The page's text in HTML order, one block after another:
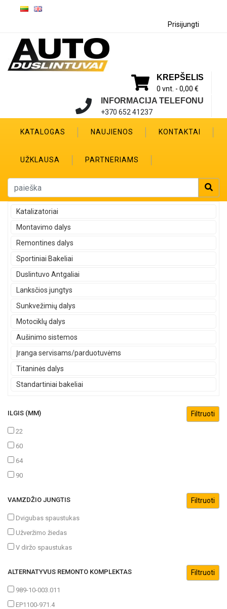
Prisijungti
KREPŠELIS
0 vnt. - 0,00 €
INFORMACIJA TELEFONU
+370 652 41237
KATALOGAS NAUJIENOS KONTAKTAI
UŽKLAUSA PARTNERIAMS
Katalizatoriai
Montavimo dalys
Remontines dalys
Sportiniai Bakeliai
Duslintuvo Antgaliai
Lanksčios jungtys
Sunkvežimių dalys
Motociklų dalys
Aušinimo sistemos
Įranga servisams/parduotuvėms
Titaninės dalys
Standartiniai bakeliai
ILGIS (MM)
22
60
64
90
VAMZDŽIO JUNGTIS
Dvigubas spaustukas
Užveržimo žiedas
V diržo spaustukas
ALTERNATYVUS REMONTO KOMPLEKTAS
989-10-003.011
EP1100-971.4